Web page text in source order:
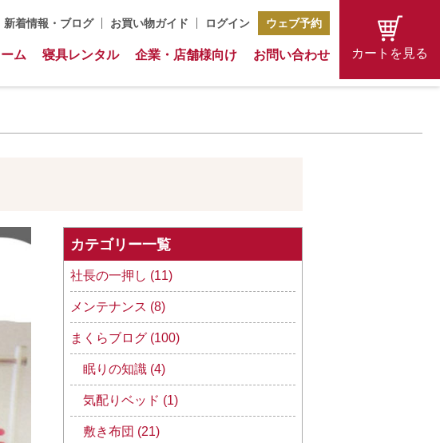
新着情報・ブログ お買い物ガイド ログイン ウェブ予約
ム 寝具レンタル 企業・店舗様向け お問い合わせ カートを見る
カテゴリー一覧
社長の一押し (11)
メンテナンス (8)
まくらブログ (100)
眠りの知識 (4)
気配りベッド (1)
敷き布団 (21)